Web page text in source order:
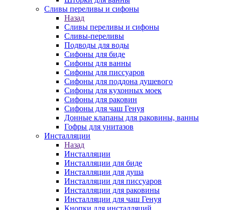
Сливы переливы и сифоны
Назад
Сливы переливы и сифоны
Сливы-переливы
Подводы для воды
Сифоны для биде
Сифоны для ванны
Сифоны для писсуаров
Сифоны для поддона душевого
Сифоны для кухонных моек
Сифоны для раковин
Сифоны для чаш Генуя
Донные клапаны для раковины, ванны
Гофры для унитазов
Инсталляции
Назад
Инсталляции
Инсталляции для биде
Инсталляции для душа
Инсталляции для писсуаров
Инсталляции для раковины
Инсталляции для чаш Генуя
Кнопки для инсталляций